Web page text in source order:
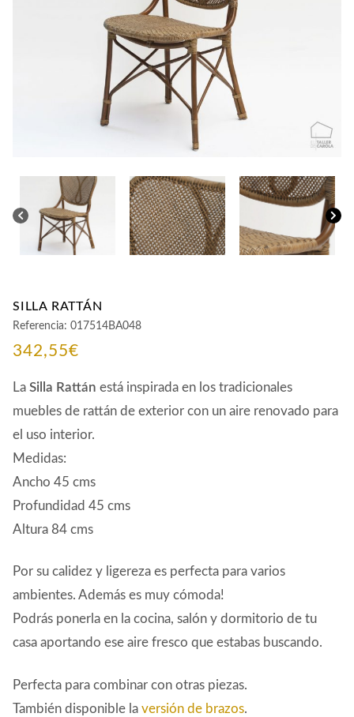
SILLA RATTÁN
Referencia: 017514BA048
342,55€
La Silla Rattán está inspirada en los tradicionales
muebles de rattán de exterior con un aire renovado para
el uso interior.
Medidas:
Ancho 45 cms
Profundidad 45 cms
Altura 84 cms
Por su calidez y ligereza es perfecta para varios
ambientes. Además es muy cómoda!
Podrás ponerla en la cocina, salón y dormitorio de tu
casa aportando ese aire fresco que estabas buscando.
Perfecta para combinar con otras piezas.
También disponible la versión de brazos.